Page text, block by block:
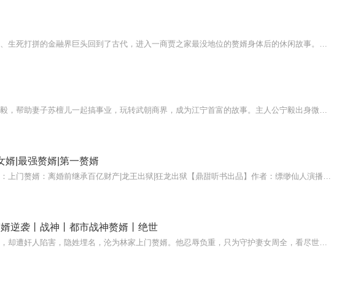
一个受够了勾心斗角、生死打拼的金融界巨头回到了古代，进入一商贾之家最没地位的赘婿身体后的休闲故事。家国天下事，本已不欲去碰的他，却又如何能避得过了。——《赘婿》 愤怒的香蕉，真名曾登科，男，出生于1985年5月16日。又名“爆炸的榴莲”、“神奇的果冻”。网络作者。著有《异域求生日记》(发大纲完结)、《隐杀》(完结)、《异化》、《赘婿》。——《百度》
讲述了苏家布商的赘婿宁毅，帮助妻子苏檀儿一起搞事业，玩转武朝商界，成为江宁首富的故事。主人公宁毅出身微寒，却始终积极进取，从赋诗、从商，到习武、齐家，从最初安逸度日的赘婿，逐渐承担起更多的责任，帮苏檀儿一起创业，又助身边的亲朋好友们实现...
婿|最强赘婿|第一赘婿
【新品推荐】，点击直达：上门赘婿：离婚前继承百亿财产|龙王出狱|狂龙出狱【鼎甜听书出品】作者：缥缈仙人演播：追寻、听音银耳离家五年，终成龙帅。为报当年灭族之仇，岳岩携滔天权势归来。通天权贵，不过我弹指一挥；四方枭雄，皆在我掌中碾碎。“你岳...
逆袭丨战神丨都市战神赘婿丨绝世
他是威震全球的天麟战神，却遭奸人陷害，隐姓埋名，沦为林家上门赘婿。他忍辱负重，只为守护妻女周全，看尽世态炎凉。当妻女被欺、底线被破，他终于不再伪装，战神之威席卷都市！昔日仇敌，今日血债血偿；欺我辱我者，必百倍奉还！且看他如何手撕渣男恶女...